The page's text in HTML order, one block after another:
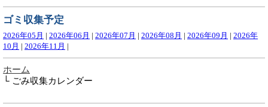
ゴミ収集予定
2026年05月 | 2026年06月 | 2026年07月 | 2026年08月 | 2026年09月 | 2026年
10月 | 2026年11月 |
ホーム
└ ごみ収集カレンダー